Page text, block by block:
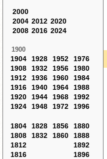
2000
2004
2008
2012
2016
2020
2024
1900
1904
1908
1912
1916
1920
1924
1928
1932
1936
1940
1944
1948
1952
1956
1960
1964
1968
1972
1976
1980
1984
1988
1992
1996
1804
1808
1812
1816
1828
1832
1856
1860
1880
1888
1892
1896